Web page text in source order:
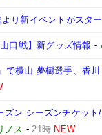
り新イベントがスタ
口戦】新グッズ情報 -
で横山 夢樹選手、香
ズン シーズンチケッ
ノス -21時 NEW